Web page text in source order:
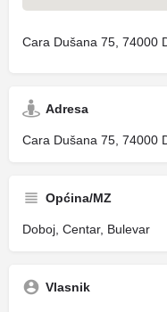
Cara Dušana 75, 74000
Adresa
Cara Dušana 75, 74000
Općina/MZ
Doboj, Centar, Bulevar
Vlasnik